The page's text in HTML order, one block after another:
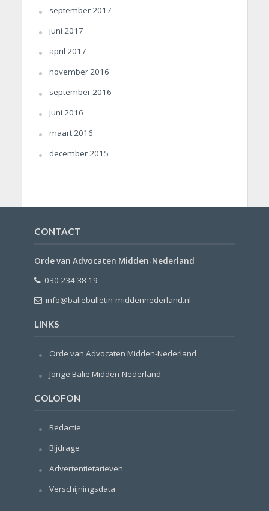
september 2017
juni 2017
april 2017
november 2016
september 2016
juni 2016
maart 2016
december 2015
CONTACT
Orde van Advocaten Midden-Nederland
030 234 38 19
info@baliebulletin-middennederland.nl
LINKS
Orde van Advocaten Midden-Nederland
Jonge Balie Midden-Nederland
COLOFON
Redactie
Bijdrage
Advertentietarieven
Verschijningsdata